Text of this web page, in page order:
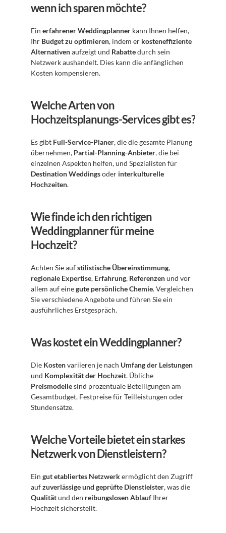
wenn ich sparen möchte?
Ein erfahrener Weddingplanner kann Ihnen helfen,
Ihr Budget zu optimieren, indem er kosteneffiziente
Alternativen aufzeigt und Rabatte durch sein
Netzwerk aushandelt. Dies kann die anfänglichen
Kosten kompensieren.
Welche Arten von
Hochzeitsplanungs-Services gibt es?
Es gibt Full-Service-Planer, die die gesamte Planung
übernehmen, Partial-Planning-Anbieter, die bei
Destination Weddings oder interkulturelle
Hochzeiten.
Wie finde ich den richtigen
Weddingplanner für meine
Hochzeit?
Achten Sie auf stilistische Übereinstimmung
regionale Expertise, Erfahrung, Referenzen und vor
allem auf eine gute persönliche Chemie. Vergleichen
Sie verschiedene Angebote und führen Sie ein
ausführliches Erstgespräch.
Was kostet ein Weddingplanner?
Die Kosten variieren je nach Umfang der Leistungen
und Komplexität der Hochzeit
Preismodelle sind prozentuale Beteiligungen am
Gesamtbudget, Festpreise für Teilleistungen oder
Stundensätze.
Welche Vorteile bietet ein starkes
Netzwerk von Dienstleistern?
Ein gut etabliertes Netzwerk ermöglicht den Zugriff
auf zuverlässige und geprüfte Dienstleister
Qualität und den reibungslosen Ablauf Ihrer
Hochzeit sicherstellt.